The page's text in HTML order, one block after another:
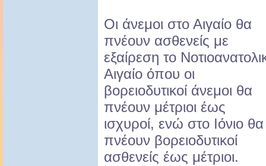
Οι άνεμοι στο Αιγαίο θα
πνέουν ασθενείς με
εξαίρεση το
Αιγαίο όπου οι
βορειοδυτικοί άνεμοι θα
πνέουν μέτριοι έως
ισχυροί, ενώ στο Ιόνιο θα
πνέουν βορειοδυτικοί
ασθενείς έως μέτριοι.